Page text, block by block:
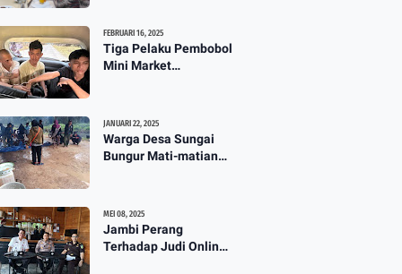
3:57
FEBRUARI 16, 2025
Tiga Pelaku Pembobol
Mini Market
JANUARI 22, 2025
Warga Desa Sungai
Bungur Mati-matian
MEI 08, 2025
Jambi Perang
Terhadap Judi Online :